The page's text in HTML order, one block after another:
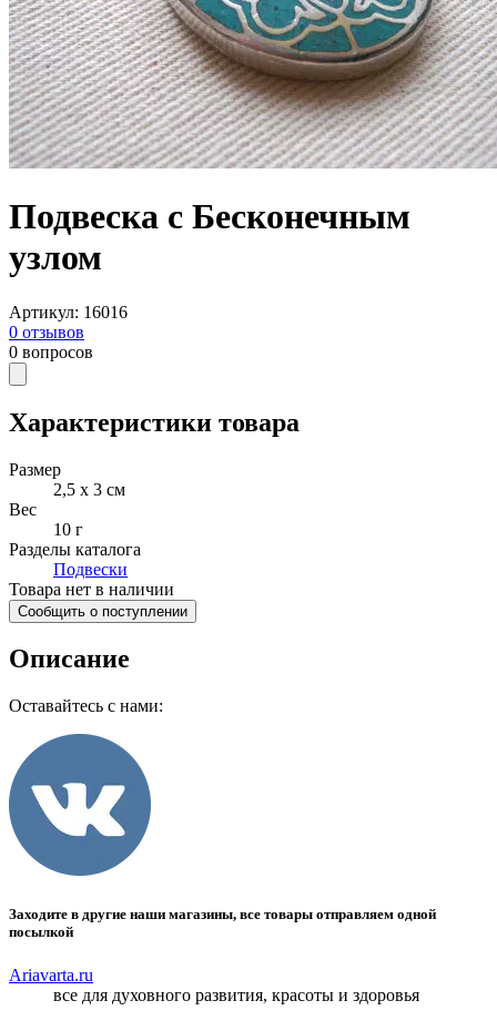
Подвеска с Бесконечным
узлом
Артикул: 16016
0 отзывов
0 вопросов
Характеристики товара
Размер
2,5 x 3 см
Вес
10 г
Разделы каталога
Подвески
Товара нет в наличии
Сообщить о поступлении
Описание
Оставайтесь с нами:
Заходите в другие наши магазины, все товары отправляем одной
посылкой
Ariavarta.ru
все для духовного развития, красоты и здоровья